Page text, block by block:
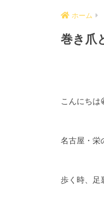
ホーム
巻き爪
こんにちは
名古屋・栄
歩く時、足